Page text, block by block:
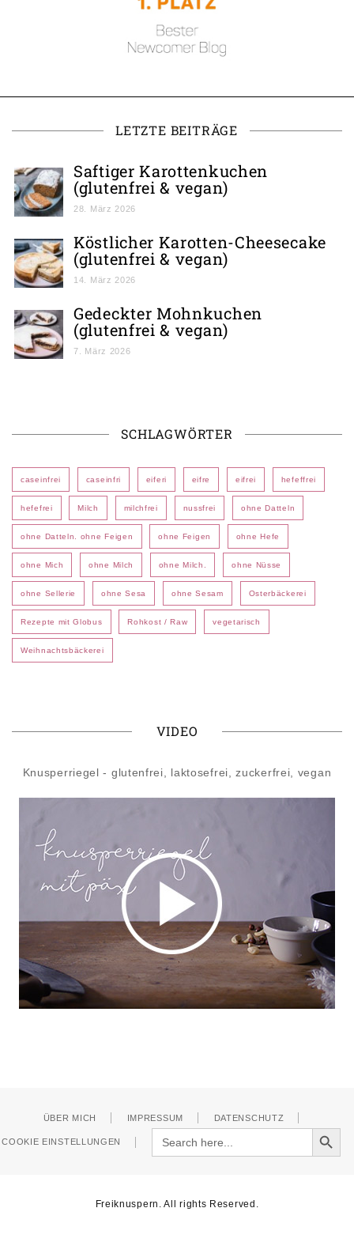
LETZTE BEITRÄGE
Saftiger Karottenkuchen
(glutenfrei & vegan)
28. März 2026
Köstlicher Karotten-Cheesecake
(glutenfrei & vegan)
14. März 2026
Gedeckter Mohnkuchen
(glutenfrei & vegan)
7. März 2026
SCHLAGWÖRTER
caseinfrei caseinfri eiferi eifre eifrei hefeffrei
hefefrei Milch milchfrei nussfrei ohne Datteln
ohne Datteln. ohne Feigen ohne Feigen ohne Hefe
ohne Mich ohne Milch ohne Milch. ohne Nüsse
ohne Sellerie ohne Sesa ohne Sesam Osterbäckerei
Rezepte mit Globus Rohkost / Raw vegetarisch
Weihnachtsbäckerei
VIDEO
Knusperriegel - glutenfrei, laktosefrei, zuckerfrei, vegan
ÜBER MICH IMPRESSUM DATENSCHUTZ
COOKIE EINSTELLUNGEN
Search
for:
Search Button
Freiknuspern. All rights Reserved.